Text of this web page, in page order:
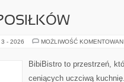
3 - 2026 MOŻLIWOŚĆ
BibiBistro to przestrzeń,
ceniących uczciwą